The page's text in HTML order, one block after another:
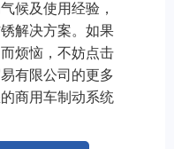
候及使用经验，
解决方案。如果
烦恼，不妨点击
有限公司的更多
商用车制动系统